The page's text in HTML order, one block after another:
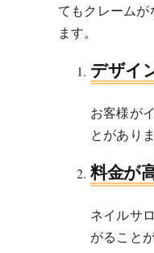
てもクレーム
ます。
デザイ
お客様が
とがあり
料金が
ネイルサ
がること